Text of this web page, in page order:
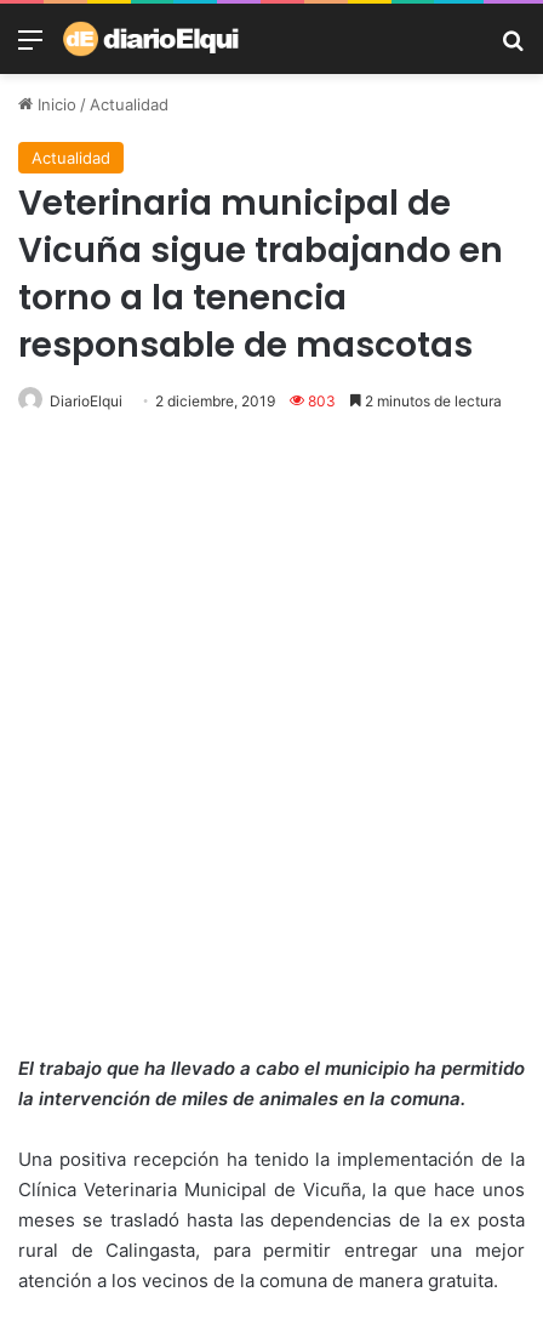
Menú
Inicio /Actualidad
Actualidad
Veterinaria municipal de
Vicuña sigue trabajando en
torno a la tenencia
responsable de mascotas
DiarioElqui 2 diciembre, 2019 803 2 minutos de lectura
El trabajo que ha llevado a cabo el municipio ha permitido
la intervención de miles de animales en la comuna.
Una positiva recepción ha tenido la implementación de la
Clínica Veterinaria Municipal de Vicuña, la que hace unos
meses se trasladó hasta las dependencias de la ex posta
rural de Calingasta, para permitir entregar una mejor
atención a los vecinos de la comuna de manera gratuita.